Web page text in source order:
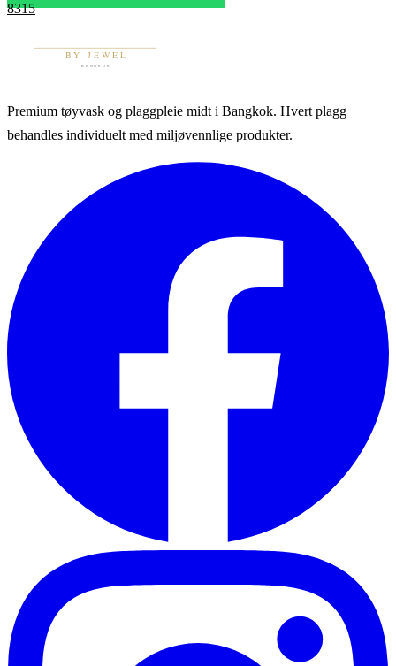
8315
Premium tøyvask og plaggpleie midt i Bangkok. Hvert plagg
behandles individuelt med miljøvennlige produkter.